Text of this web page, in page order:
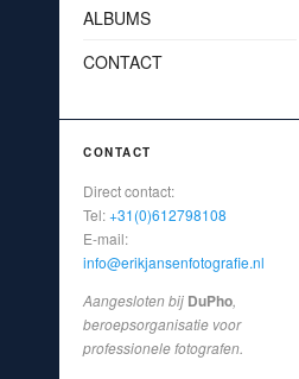
ALBUMS
CONTACT
CONTACT
Direct contact:
Tel:+31(0)612798108
E-mail:
info@erikjansenfotografie.nl
Aangesloten bij DuPho,
beroepsorganisatie voor
professionele fotografen.